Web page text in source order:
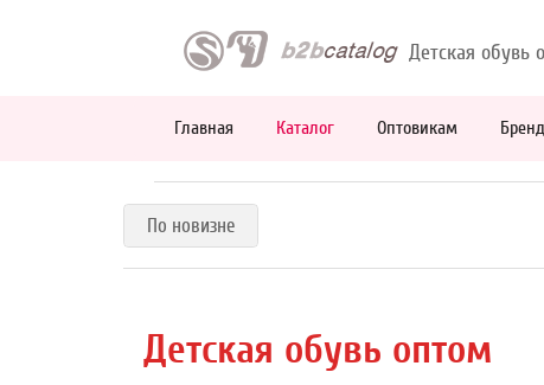
Детская обувь
Главная Каталог Оптовикам
По новизне
Детская обувь оптом